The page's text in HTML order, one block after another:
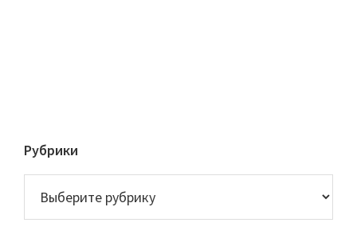
Рубрики